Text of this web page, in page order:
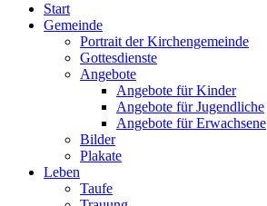
Start
Gemeinde
Portrait der Kirchengemeinde
Gottesdienste
Angebote
Angebote für Kinder
Angebote für Jugendliche
Angebote für Erwachsene
Bilder
Plakate
Leben
Taufe